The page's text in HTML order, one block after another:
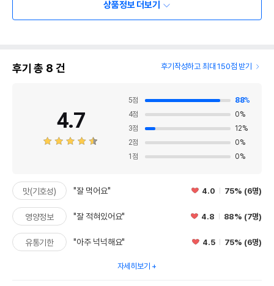
상품정보 더보기
후기 총 8 건 후기작성하고 최대 150점 받기
4.7
5점 88%
4점 0%
3점 12%
2점 0%
1 점 0%
맛(기호성) "잘 먹어요" 4.0 75% (6명)
영양정보 "잘 적혀있어요" 4.8 88% (7명)
유통기한 "아주 넉넉해요" 4.5 75% (6명)
자세히보기